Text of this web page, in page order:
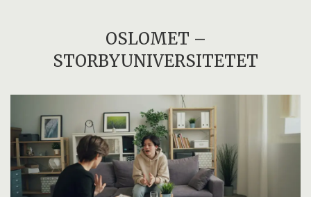
OSLOMET –
STORBYUNIVERSITETET